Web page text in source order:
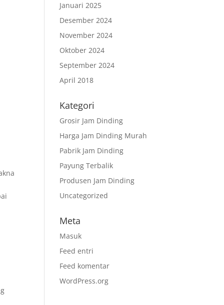
Januari 2025
Desember 2024
November 2024
Oktober 2024
September 2024
April 2018
Kategori
Grosir Jam Dinding
Harga Jam Dinding Murah
Pabrik Jam Dinding
Payung Terbalik
Produsen Jam Dinding
Uncategorized
Meta
Masuk
Feed entri
Feed komentar
WordPress.org